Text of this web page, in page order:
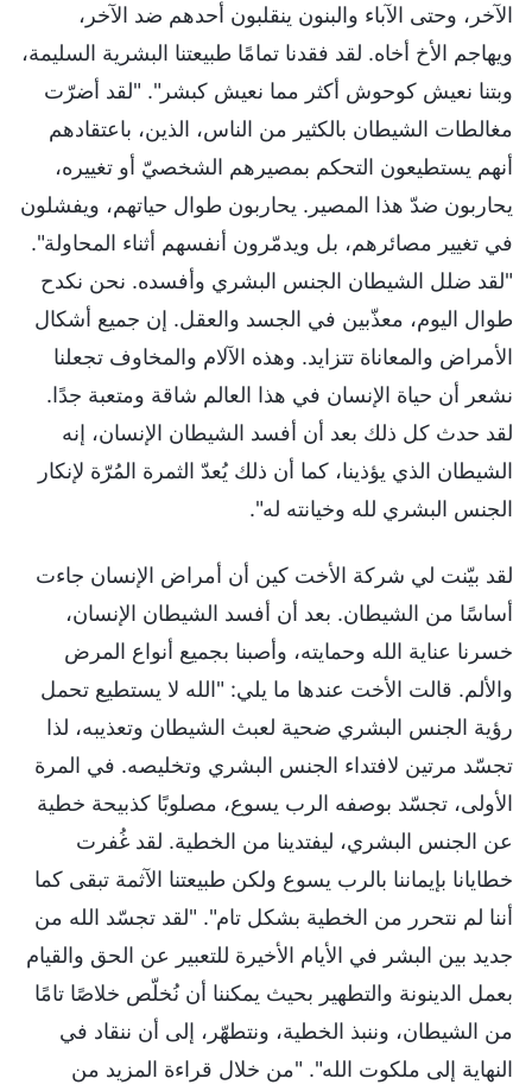
الآخر، وحتى الآباء والبنون ينقلبون أحدهم ضد الآخر،
ويهاجم الأخ أخاه. لقد فقدنا تمامًا طبيعتنا البشرية السليمة،
وبتنا نعيش كوحوش أكثر مما نعيش كبشر". "لقد أضرّت
مغالطات الشيطان بالكثير من الناس، الذين، باعتقادهم
أنهم يستطيعون التحكم بمصيرهم الشخصيّ أو تغييره،
يحاربون ضدّ هذا المصير. يحاربون طوال حياتهم، ويفشلون
في تغيير مصائرهم، بل ويدمّرون أنفسهم أثناء المحاولة".
"لقد ضلل الشيطان الجنس البشري وأفسده. نحن نكدح
طوال اليوم، معذّبين في الجسد والعقل. إن جميع أشكال
الأمراض والمعاناة تتزايد. وهذه الآلام والمخاوف تجعلنا
نشعر أن حياة الإنسان في هذا العالم شاقة ومتعبة جدًا.
لقد حدث كل ذلك بعد أن أفسد الشيطان الإنسان، إنه
الشيطان الذي يؤذينا، كما أن ذلك يُعدّ الثمرة المُرّة لإنكار
الجنس البشري لله وخيانته له".
لقد بيّنت لي شركة الأخت كين أن أمراض الإنسان جاءت
أساسًا من الشيطان. بعد أن أفسد الشيطان الإنسان،
خسرنا عناية الله وحمايته، وأصبنا بجميع أنواع المرض
والألم. قالت الأخت عندها ما يلي: "الله لا يستطيع تحمل
رؤية الجنس البشري ضحية لعبث الشيطان وتعذيبه، لذا
تجسّد مرتين لافتداء الجنس البشري وتخليصه. في المرة
الأولى، تجسّد بوصفه الرب يسوع، مصلوبًا كذبيحة خطية
عن الجنس البشري، ليفتدينا من الخطية. لقد غُفرت
خطايانا بإيماننا بالرب يسوع ولكن طبيعتنا الآثمة تبقى كما
أننا لم نتحرر من الخطية بشكل تام". "لقد تجسّد الله من
جديد بين البشر في الأيام الأخيرة للتعبير عن الحق والقيام
بعمل الدينونة والتطهير بحيث يمكننا أن نُخلّص خلاصًا تامًا
من الشيطان، وننبذ الخطية، ونتطهّر، إلى أن ننقاد في
النهاية إلى ملكوت الله". "من خلال قراءة المزيد من